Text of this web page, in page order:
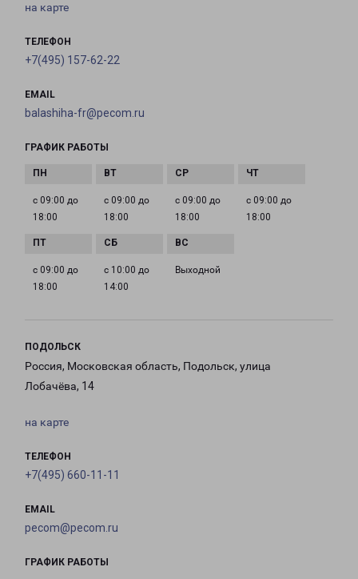
на карте
ТЕЛЕФОН
+7(495) 157-62-22
EMAIL
balashiha-fr@pecom.ru
ГРАФИК РАБОТЫ
с 09:00 до
18:00
с 09:00 до
18:00
с 09:00 до
18:00
с 09:00 до
18:00
с 09:00 до
18:00
с 10:00 до
14:00
Выходной
ПОДОЛЬСК
Россия, Московская область, Подольск, улица
Лобачёва, 14
на карте
ТЕЛЕФОН
+7(495) 660-11-11
EMAIL
pecom@pecom.ru
ГРАФИК РАБОТЫ